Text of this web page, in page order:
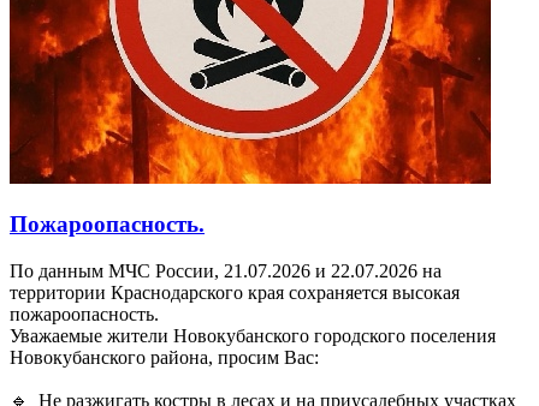
Пожароопасность.
По данным МЧС России, 21.07.2026 и 22.07.2026 на
территории Краснодарского края сохраняется высокая
пожароопасность.
Уважаемые жители Новокубанского городского поселения
Новокубанского района, просим Вас:
🔹 Не разжигать костры в лесах и на приусадебных участках